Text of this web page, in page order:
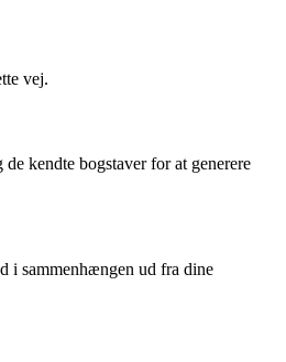
vej.
kendte bogstaver for at generere
i sammenhængen ud fra dine